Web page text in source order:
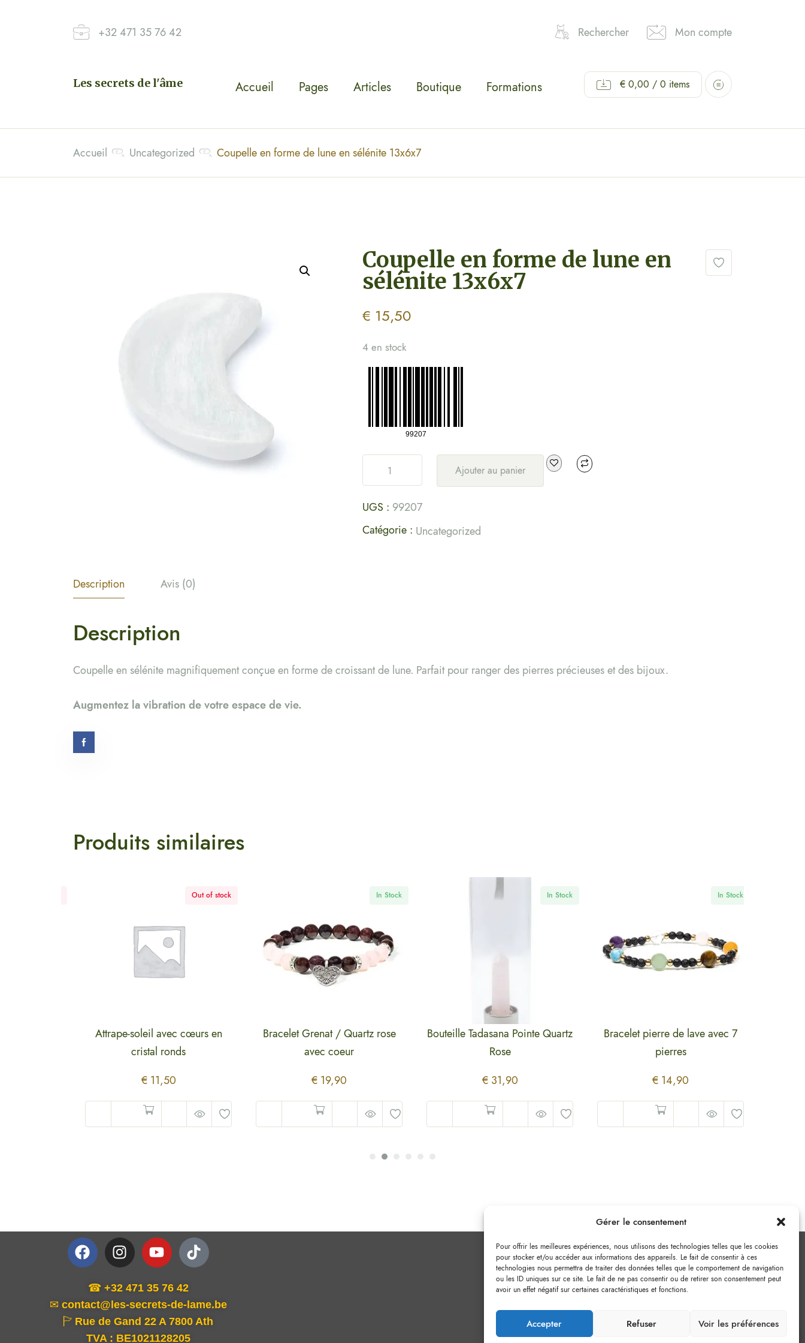
Gérer le consentement
Pour offrir les meilleures expériences, nous utilisons des technologies telles que les cookies
pour stocker et/ou accéder aux informations des appareils. Le fait de consentir à ces
technologies nous permettra de traiter des données telles que le comportement de navigation
ou les ID uniques sur ce site. Le fait de ne pas consentir ou de retirer son consentement peut
avoir un effet négatif sur certaines caractéristiques et fonctions.
Accepter Refuser Voir les préférences
+32 471 35 76 42 Rechercher Mon compte
Les secrets de l'âme Accueil Pages Articles Boutique Formations € 0,00 / 0 items
Accueil Uncategorized Coupelle en forme de lune en sélénite 13x6x7
Coupelle en forme de lune en
sélénite 13x6x7
€ 15,50
4 en stock
Ajouter au panier
UGS : 99207
Catégorie : Uncategorized
Description Avis (0)
Description
Coupelle en sélénite magnifiquement conçue en forme de croissant de lune. Parfait pour ranger des pierres précieuses et des bijoux.
Augmentez la vibration de votre espace de vie.
Produits similaires
Out of stock
Attrape-soleil avec cœurs en
cristal ronds
11,50
In Stock
Bracelet Grenat / Quartz rose
avec coeur
19,90
In Stock
Bouteille Tadasana Pointe Quartz
Rose
31,90
In Stock
Bracelet pierre de lave avec 7
pierres
14,90
☎ +32 471 35 76 42
✉ contact@les-secrets-de-lame.be
🏱 Rue de Gand 22 A7800 Ath
TVA : BE1021128205
0